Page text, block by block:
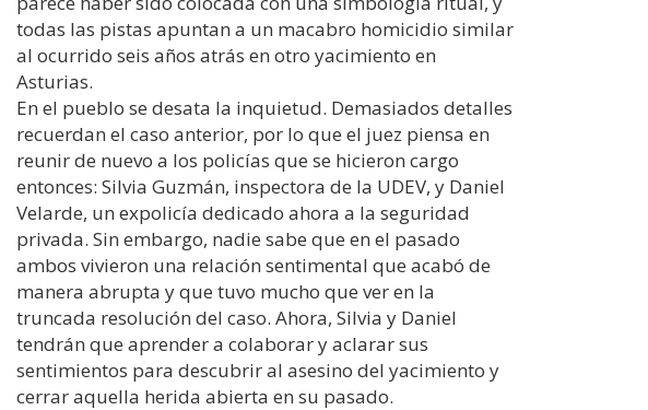
todas las pistas apuntan a un macabro homicidio similar
al ocurrido seis años atrás en otro yacimiento en
Asturias.
En el pueblo se desata la inquietud. Demasiados detalles
recuerdan el caso anterior, por lo que el juez piensa en
reunir de nuevo a los policías que se hicieron cargo
entonces: Silvia Guzmán, inspectora de la UDEV, y Daniel
Velarde, un expolicía dedicado ahora a la seguridad
privada. Sin embargo, nadie sabe que en el pasado
ambos vivieron una relación sentimental que acabó de
manera abrupta y que tuvo mucho que ver en la
truncada resolución del caso. Ahora, Silvia y Daniel
tendrán que aprender a colaborar y aclarar sus
sentimientos para descubrir al asesino del yacimiento y
cerrar aquella herida abierta en su pasado.